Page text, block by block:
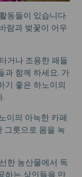
동들이 있습니다.
람과 벚꽃이 어우
거나 조용한 패들
과 함께 하세요. 가
기 좋은 하노이의
.
이의 아늑한 카페
그릇으로 몸을 녹
한 농산물에서 독
하는 상인들을 만